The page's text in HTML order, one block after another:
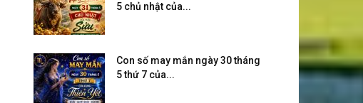
5 chủ nhật của...
Con số may mắn ngày 30 tháng
5 thứ 7 của...